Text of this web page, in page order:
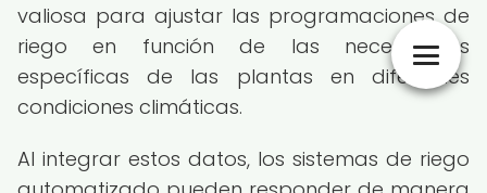
valiosa para ajustar las programaciones de
riego en función de las necesidades
específicas de las plantas en diferentes
condiciones climáticas.
Al integrar estos datos, los sistemas de riego